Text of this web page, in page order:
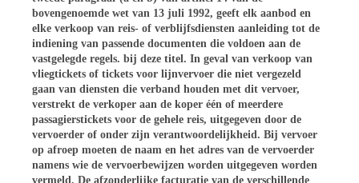
bovengenoemde wet van 13 juli 1992, geeft elk aanbod en
elke verkoop van reis- of verblijfsdiensten aanleiding tot de
indiening van passende documenten die voldoen aan de
vastgelegde regels. bij deze titel. In geval van verkoop van
vliegtickets of tickets voor lijnvervoer die niet vergezeld
gaan van diensten die verband houden met dit vervoer,
verstrekt de verkoper aan de koper één of meerdere
passagierstickets voor de gehele reis, uitgegeven door de
vervoerder of onder zijn verantwoordelijkheid. Bij vervoer
op afroep moeten de naam en het adres van de vervoerder
namens wie de vervoerbewijzen worden uitgegeven worden
vermeld. De afzonderlijke facturatie van de verschillende